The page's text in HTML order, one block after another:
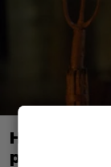
Harry
pahis